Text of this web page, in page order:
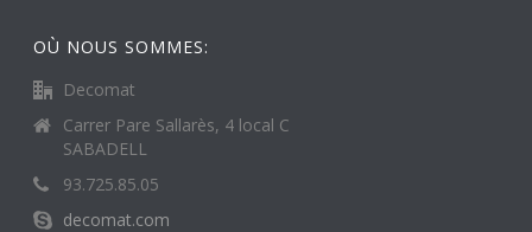
OÙ NOUS SOMMES:
Decomat
Carrer Pare Sallarès, 4 local C
SABADELL
93.725.85.05
decomat.com